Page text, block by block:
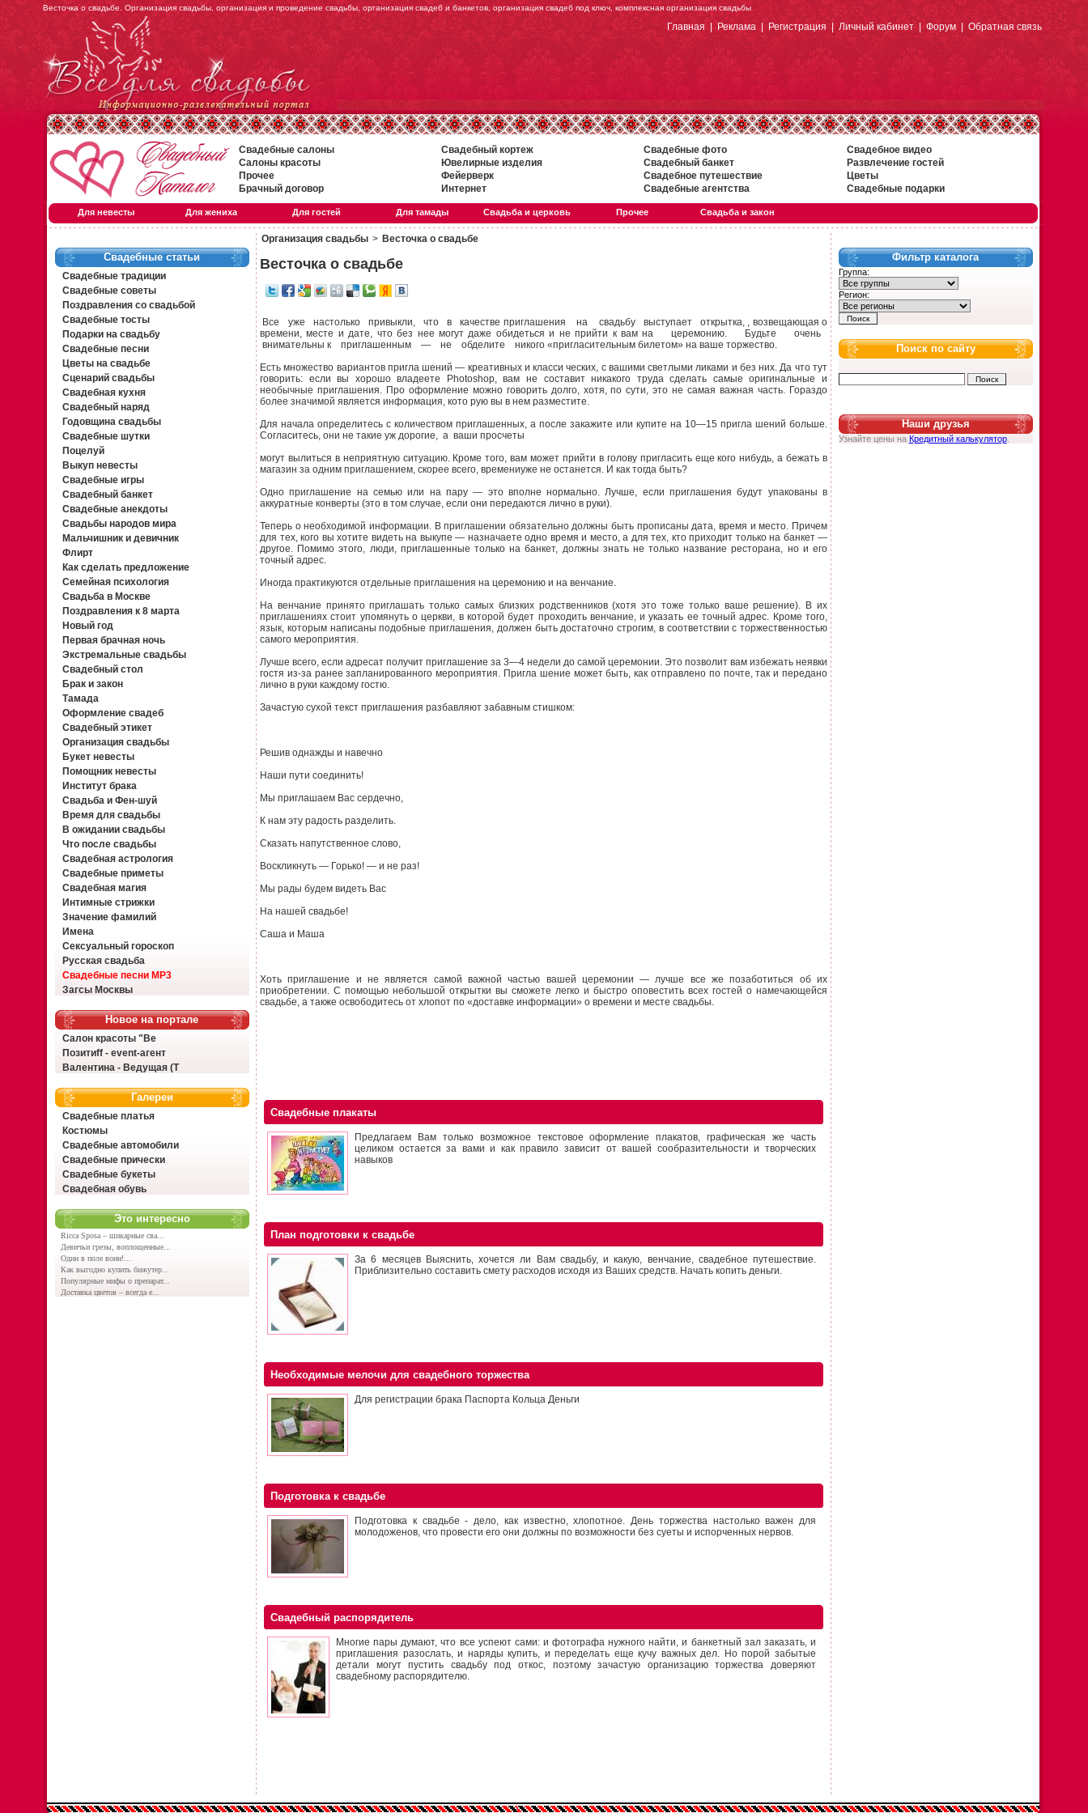
Весточка о свадьбе. Организация свадьбы, организация и проведение свадьбы, организация свадеб и банкетов, организация свадеб под ключ, комплексная организация свадьбы
Главная|Реклама|Регистрация| Личный кабинет|Форум| Обратная связь
Свадебные салоны Свадебный кортеж Свадебные фото
Свадебное видео
Салоны красоты
Ювелирные изделия Свадебный банкет
Развлечение гостей
Прочее
Фейерверк Свадебное путешествие
Цветы
Брачный договор
Интернет Свадебные агентства Свадебные подарки
Для невесты Для жениха Для гостей Для тамады Свадьба и церковь Прочее Свадьба и закон
Свадебные статьи
Свадебные традиции
Свадебные советы
Поздравления со свадьбой
Свадебные тосты
Подарки на свадьбу
Свадебные песни
Цветы на свадьбе
Сценарий свадьбы
Свадебная кухня
Свадебный наряд
Годовщина свадьбы
Свадебные шутки
Поцелуй
Выкуп невесты
Свадебные игры
Свадебный банкет
Свадебные анекдоты
Свадьбы народов мира
Мальчишник и девичник
Флирт
Как сделать предложение
Семейная психология
Свадьба в Москве
Поздравления к 8 марта
Новый год
Первая брачная ночь
Экстремальные свадьбы
Свадебный стол
Брак и закон
Тамада
Оформление свадеб
Свадебный этикет
Организация свадьбы
Букет невесты
Помощник невесты
Институт брака
Свадьба и Фен-шуй
Время для свадьбы
В ожидании свадьбы
Что после свадьбы
Свадебная астрология
Свадебные приметы
Свадебная магия
Интимные стрижки
Значение фамилий
Имена
Сексуальный гороскоп
Русская свадьба
Свадебные песни MP3
Загсы Москвы
Новое на портале
Салон красоты "Ве
Позитиff - event-агент
Валентина - Ведущая (Т
Галереи
Свадебные платья
Костюмы
Свадебные автомобили
Свадебные прически
Свадебные букеты
Свадебная обувь
Это интересно
Ricca Sposa – шикарные сва...
Девичьи грезы, воплощенные...
Один в поле воин!...
Как выгодно купить бижутер...
Популярные мифы о препарат...
Доставка цветов – всегда е...
Организация свадьбы > Весточка о свадьбе
Весточка о свадьбе
Все уже настолько привыкли, что в качестве приглашения на свадьбу выступает открытка, , возвещающая о
времени, месте и дате, что без нее могут даже обидеться и не прийти к вам на церемонию. Будьте очень
внимательны к приглашенным — не обделите никого «пригласительным билетом» на ваше торжество.
Есть множество вариантов пригла шений — креативных и класси ческих, с вашими светлыми ликами и без них. Да что тут
говорить: если вы хорошо владеете Photoshop, вам не составит никакого труда сделать самые оригинальные и
необычные приглашения. Про оформление можно говорить долго, хотя, по сути, это не самая важная часть. Гораздо
более значимой является информация, кото рую вы в нем разместите.
Для начала определитесь с количеством приглашенных, а после закажите или купите на 10—15 пригла шений больше.
Согласитесь, они не такие уж дорогие, а ваши просчеты
могут вылиться в неприятную ситуацию. Кроме того, вам может прийти в голову пригласить еще кого нибудь, а бежать в
магазин за одним приглашением, скорее всего, времениуже не останется. И как тогда быть?
Одно приглашение на семью или на пару — это вполне нормально. Лучше, если приглашения будут упакованы в
аккуратные конверты (это в том случае, если они передаются лично в руки).
Теперь о необходимой информации. В приглашении обязательно должны быть прописаны дата, время и место. Причем
для тех, кого вы хотите видеть на выкупе — назначаете одно время и место, а для тех, кто приходит только на банкет —
другое. Помимо этого, люди, приглашенные только на банкет, должны знать не только название ресторана, но и его
точный адрес.
Иногда практикуются отдельные приглашения на церемонию и на венчание.
На венчание принято приглашать только самых близких родственников (хотя это тоже только ваше решение). В их
приглашениях стоит упомянуть о церкви, в которой будет проходить венчание, и указать ее точный адрес. Кроме того,
язык, которым написаны подобные приглашения, должен быть достаточно строгим, в соответствии с торжественностью
самого мероприятия.
Лучше всего, если адресат получит приглашение за 3—4 недели до самой церемонии. Это позволит вам избежать неявки
гостя из-за ранее запланированного мероприятия. Пригла шение может быть, как отправлено по почте, так и передано
лично в руки каждому гостю.
Зачастую сухой текст приглашения разбавляют забавным стишком:
Решив однажды и навечно
Наши пути соединить!
Мы приглашаем Вас сердечно,
К нам эту радость разделить.
Сказать напутственное слово,
Воскликнуть — Горько! — и не раз!
Мы рады будем видеть Вас
На нашей свадьбе!
Саша и Маша
Хоть приглашение и не является самой важной частью вашей церемонии — лучше все же позаботиться об их
приобретении. С помощью небольшой открытки вы сможете легко и быстро оповестить всех гостей о намечающейся
свадьбе, а также освободитесь от хлопот по «доставке информации» о времени и месте свадьбы.
Свадебные плакаты
Предлагаем Вам только возможное текстовое оформление плакатов, графическая же часть
целиком остается за вами и как правило зависит от вашей сообразительности и творческих
навыков
План подготовки к свадьбе
За 6 месяцев Выяснить, хочется ли Вам свадьбу, и какую, венчание, свадебное путешествие.
Приблизительно составить смету расходов исходя из Ваших средств. Начать копить деньги.
Необходимые мелочи для свадебного торжества
Для регистрации брака Паспорта Кольца Деньги
Подготовка к свадьбе
Подготовка к свадьбе - дело, как известно, хлопотное. День торжества настолько важен для
молодоженов, что провести его они должны по возможности без суеты и испорченных нервов.
Свадебный распорядитель
Многие пары думают, что все успеют сами: и фотографа нужного найти, и банкетный зал заказать, и
приглашения разослать, и наряды купить, и переделать еще кучу важных дел. Но порой забытые
детали могут пустить свадьбу под откос, поэтому зачастую организацию торжества доверяют
свадебному распорядителю.
Фильтр каталога
Группа:
Регион:
Поиск по сайту
Наши друзья
Узнайте цены на Кредитный калькулятор.